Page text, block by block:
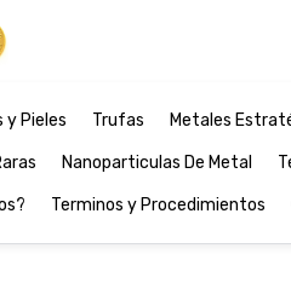
y Pieles Trufas Metales
Nanoparticulas De Metal
Terminos y Procedimientos